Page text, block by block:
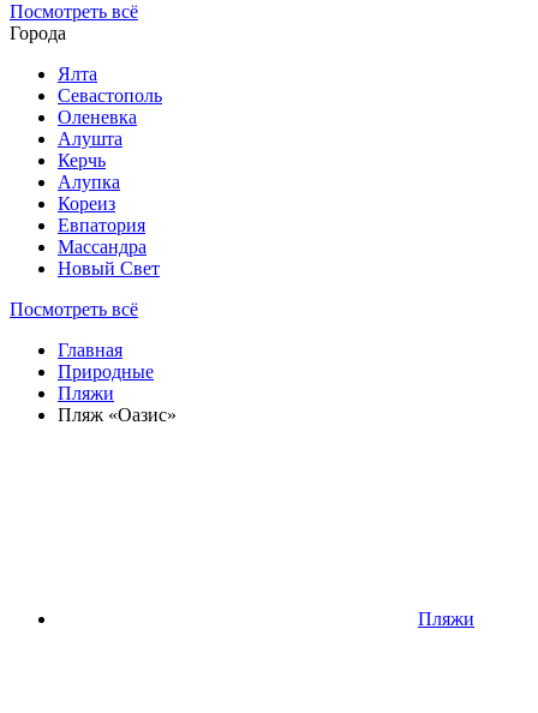
Посмотреть всё
Города
Ялта
Севастополь
Оленевка
Алушта
Керчь
Алупка
Кореиз
Евпатория
Массандра
Новый Свет
Посмотреть всё
Главная
Природные
Пляжи
Пляж «Оазис»
Пляжи